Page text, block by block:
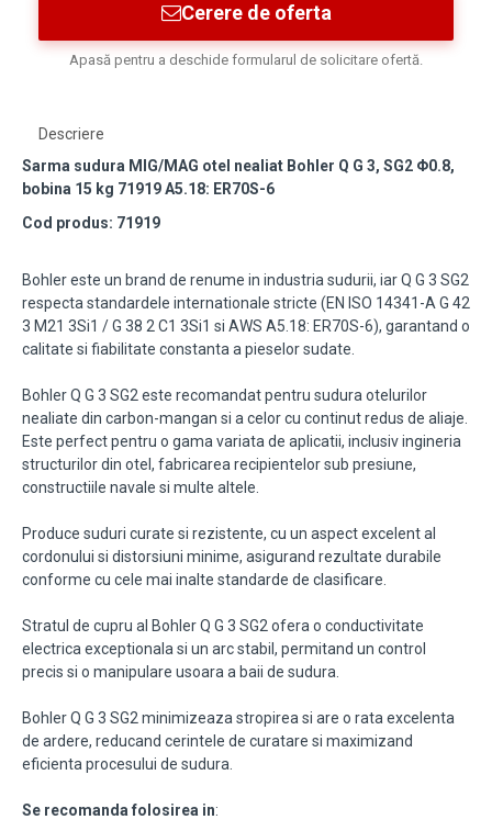
Cerere de oferta
Apasă pentru a deschide formularul de solicitare ofertă.
Descriere
Sarma sudura MIG/MAG otel nealiat Bohler Q G 3, SG2 Φ0.8,
bobina 15 kg 71919 A5.18: ER70S-6
Cod produs: 71919
Bohler este un brand de renume in industria sudurii, iar Q G 3 SG2
respecta standardele internationale stricte (EN ISO 14341-A G 42
3 M21 3Si1 / G 38 2 C1 3Si1 si AWS A5.18: ER70S-6), garantand o
calitate si fiabilitate constanta a pieselor sudate.
Bohler Q G 3 SG2 este recomandat pentru sudura otelurilor
nealiate din carbon-mangan si a celor cu continut redus de aliaje.
Este perfect pentru o gama variata de aplicatii, inclusiv ingineria
structurilor din otel, fabricarea recipientelor sub presiune,
constructiile navale si multe altele.
Produce suduri curate si rezistente, cu un aspect excelent al
cordonului si distorsiuni minime, asigurand rezultate durabile
conforme cu cele mai inalte standarde de clasificare.
Stratul de cupru al Bohler Q G 3 SG2 ofera o conductivitate
electrica exceptionala si un arc stabil, permitand un control
precis si o manipulare usoara a baii de sudura.
Bohler Q G 3 SG2 minimizeaza stropirea si are o rata excelenta
de ardere, reducand cerintele de curatare si maximizand
eficienta procesului de sudura.
Se recomanda folosirea in: